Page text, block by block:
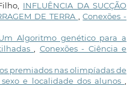
INFLUÊNCIA DA SUCÇÃO
DE TERRA ,Conexões -
Algoritmo genético para a
, Conexões - Ciência e
premiados nas olimpíadas de
e localidade dos alunos,